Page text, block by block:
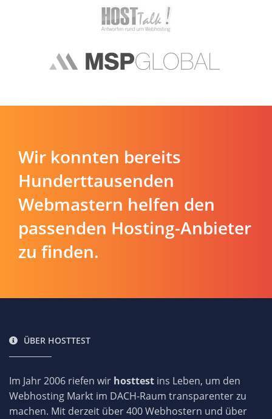
Wir konnten bereits
Hunderttausenden
Webmastern helfen den
passenden Hosting-Anbieter
zu finden.
ÜBER HOSTTEST
Im Jahr 2006 riefen wir hosttest ins Leben, um den
Webhosting Markt im DACH-Raum transparenter zu
machen. Mit derzeit über 400 Webhostern und über